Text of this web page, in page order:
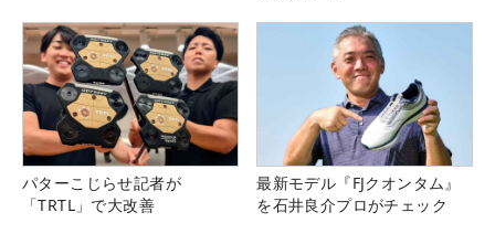
パターこじらせ記者が
「TRTL」で大改善
最新モデル『FJクオンタム』
を石井良介プロがチェック